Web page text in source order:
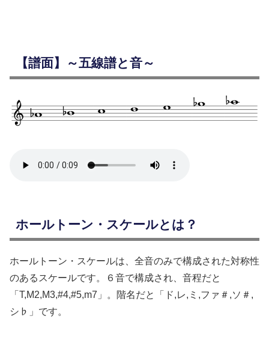
【譜面】～五線譜と音～
ホールトーン・スケールとは？
ホールトーン・スケールは、全音のみで構成された対称性
のあるスケールです。６音で構成され、音程だと
「T,M2,M3,#4,#5,m7」。階名だと「ド,レ,ミ,ファ＃,ソ＃,
シ♭」です。